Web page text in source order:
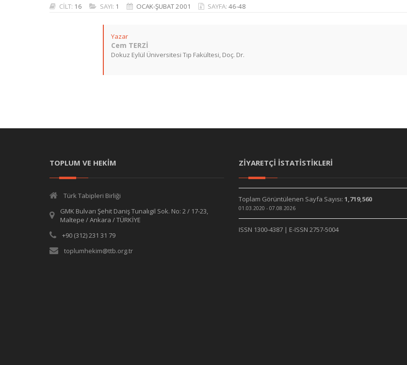
CİLT: 16 SAYI: 1 OCAK-ŞUBAT 2001 SAYFA: 46-48
Yazar
Cem TERZİ
Dokuz Eylül Üniversitesi Tıp Fakültesi, Doç. Dr.
TOPLUM VE HEKİM
Türk Tabipleri Birliği
GMK Bulvarı Şehit Daniş Tunalıgil Sok. No: 2 / 17-23,
Maltepe / Ankara / TÜRKİYE
+90 (312) 231 31 79
toplumhekim@ttb.org.tr
ZİYARETÇİ İSTATİSTİKLERİ
Toplam Görüntülenen Sayfa Sayısı: 1,719,560
01.03.2020 - 07.08.2026
ISSN 1300-4387 | E-ISSN 2757-5004